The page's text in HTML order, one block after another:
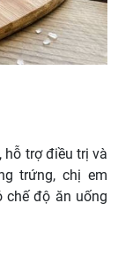
hỗ trợ điều trị và
trứng, chị em
chế độ ăn uống